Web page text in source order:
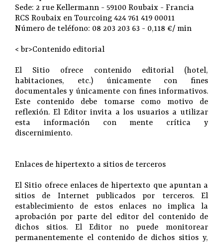
Sede: 2 rue Kellermann - 59100 Roubaix - Francia
RCS Roubaix en Tourcoing 424 761 419 00011
Número de teléfono: 08 203 203 63 - 0,118 €/ min
< br>Contenido editorial
El Sitio ofrece contenido editorial (hotel,
habitaciones, etc.) únicamente con fines
documentales y únicamente con fines informativos.
Este contenido debe tomarse como motivo de
reflexión. El Editor invita a los usuarios a utilizar
esta información con mente crítica y
discernimiento.
Enlaces de hipertexto a sitios de terceros
El Sitio ofrece enlaces de hipertexto que apuntan a
sitios de Internet publicados por terceros. El
establecimiento de estos enlaces no implica la
aprobación por parte del editor del contenido de
dichos sitios. El Editor no puede monitorear
permanentemente el contenido de dichos sitios y,